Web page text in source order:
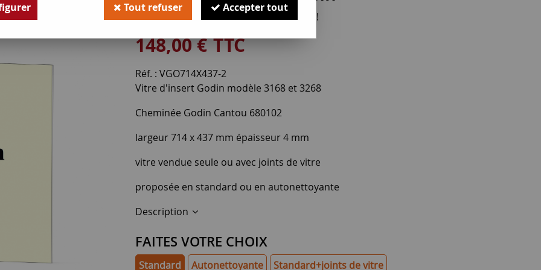
Soyez le premier à donner votre avis !
148,00€TTC
Réf. : VGO714X437-2
Vitre d'insert Godin modèle 3168 et 3268
Cheminée Godin Cantou 680102
largeur 714 x 437 mm épaisseur 4 mm
vitre vendue seule ou avec joints de vitre
proposée en standard ou en autonettoyante
Description
FAITES VOTRE CHOIX
Standard Autonettoyante Standard+joints de vitre
Tout refuser Accepter tout